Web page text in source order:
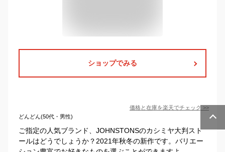
ショップでみる
価格と在庫を楽天でチェック >>
どんどん(50代・男性)
ご指定の人気ブランド、JOHNSTONSのカシミヤ大判スト
ールはどうでしょうか？2021年秋冬の新作です。バリエー